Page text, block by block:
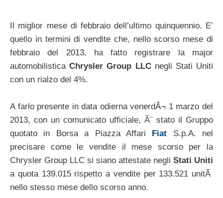
Il miglior mese di febbraio dell’ultimo quinquennio. E’
quello in termini di vendite che, nello scorso mese di
febbraio del 2013, ha fatto registrare la major
automobilisticaChrysler Group LLCnegli Stati Uniti
con un rialzo del 4%.
A farlo presente in data odierna venerdÃ¬ 1 marzo del
2013, con un comunicato ufficiale, Ã¨ stato il Gruppo
quotato in Borsa a Piazza Affari
Fiat S.p.A. nel
precisare come le vendite il mese scorso per la
Chrysler Group LLC si siano attestate negli Stati Uniti
a quota 139.015 rispetto a vendite per 133.521 unitÃ
nello stesso mese dello scorso anno.